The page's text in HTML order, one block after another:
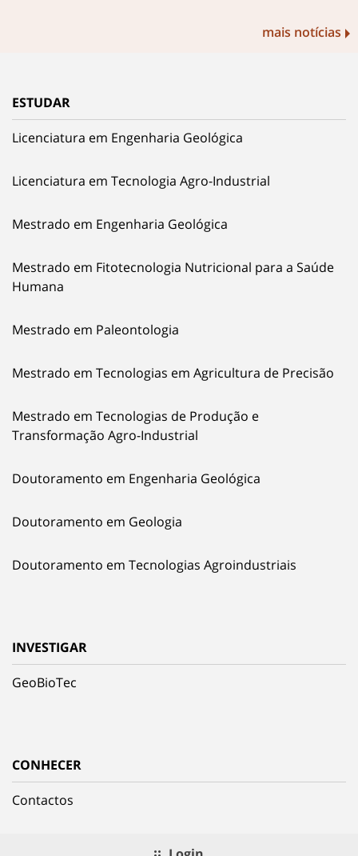
mais notícias
ESTUDAR
Licenciatura em Engenharia Geológica
Licenciatura em Tecnologia Agro-Industrial
Mestrado em Engenharia Geológica
Mestrado em Fitotecnologia Nutricional para a Saúde
Humana
Mestrado em Paleontologia
Mestrado em Tecnologias em Agricultura de Precisão
Mestrado em Tecnologias de Produção e
Transformação Agro-Industrial
Doutoramento em Engenharia Geológica
Doutoramento em Geologia
Doutoramento em Tecnologias Agroindustriais
INVESTIGAR
GeoBioTec
CONHECER
Contactos